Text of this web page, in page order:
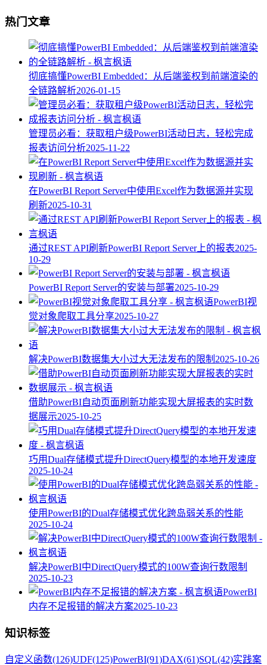
热门文章
彻底搞懂PowerBI Embedded：从后端鉴权到前端渲染的
全链路解析2026-01-15
管理员必看：获取租户级PowerBI活动日志，轻松完成
报表访问分析2025-11-22
在PowerBI Report Server中使用Excel作为数据源并实现
刷新2025-10-31
通过REST API刷新PowerBI Report Server上的报表2025-
10-29
PowerBI Report Server的安装与部署2025-10-29
PowerBI视
觉对象爬取工具分享2025-10-27
解决PowerBI数据集大小过大无法发布的限制 2025-10-26
借助PowerBI自动页面刷新功能实现大屏报表的实时数
据展示2025-10-25
巧用Dual存储模式提升DirectQuery模型的本地开发速度
2025-10-24
使用PowerBI的Dual存储模式优化跨岛弱关系的性能
2025-10-24
解决PowerBI中DirectQuery模式的100W查询行数限制
2025-10-23
PowerBI
内存不足报错的解决方案2025-10-23
知识标签
自定义函数(126)UDF(125)PowerBI(91)DAX(61)SQL(42)实践案